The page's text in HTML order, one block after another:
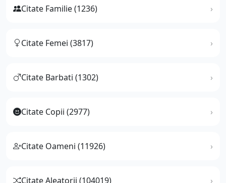
Citate Familie (1236)
Citate Femei (3817)
Citate Barbati (1302)
Citate Copii (2977)
Citate Oameni (11926)
Citate Aleatorii (104019)